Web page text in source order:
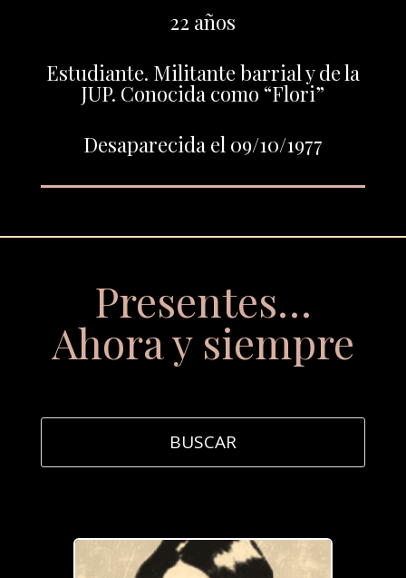
22 años
Estudiante. Militante barrial y de la
JUP. Conocida como “Flori”
Desaparecida el 09/10/1977
Presentes…
Ahora y siempre